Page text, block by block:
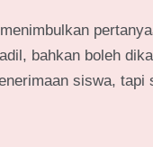
bahkan boleh
siswa, tapi